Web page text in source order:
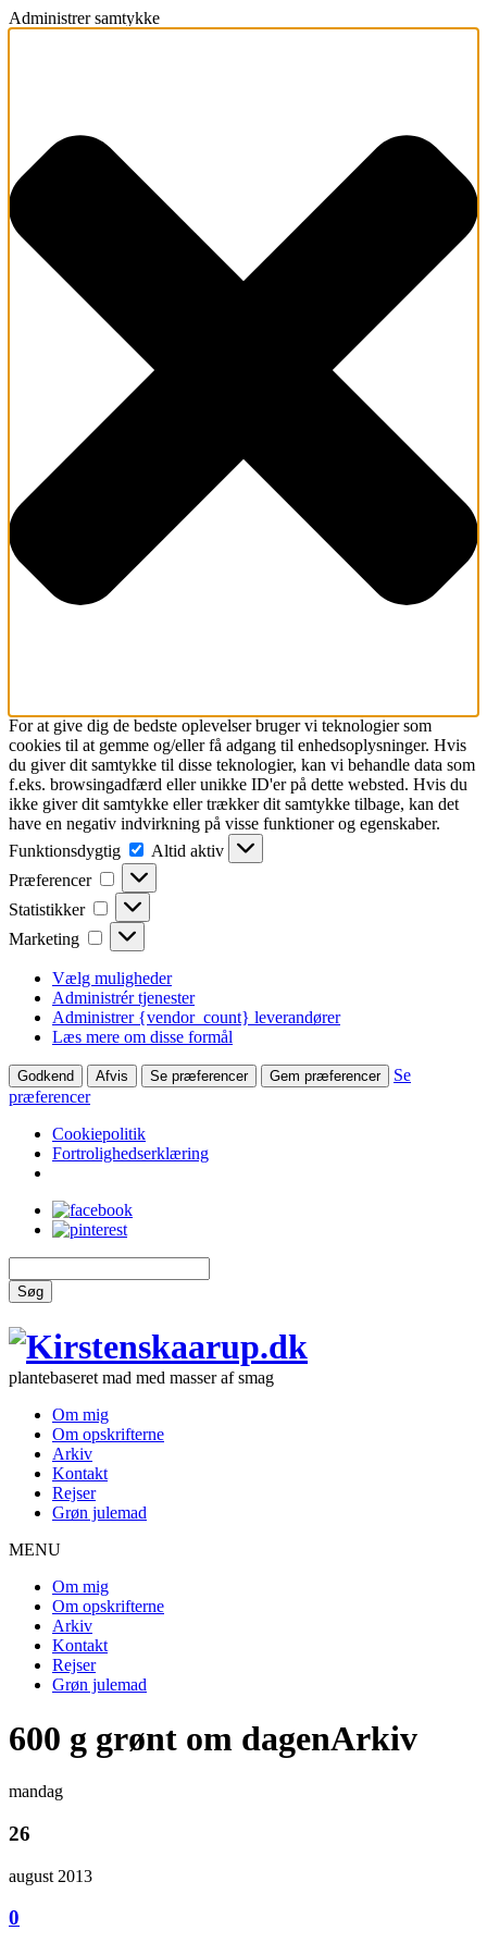
Administrer samtykke
For at give dig de bedste oplevelser bruger vi teknologier som
cookies til at gemme og/eller få adgang til enhedsoplysninger. Hvis
du giver dit samtykke til disse teknologier, kan vi behandle data som
f.eks. browsingadfærd eller unikke ID'er på dette websted. Hvis du
ikke giver dit samtykke eller trækker dit samtykke tilbage, kan det
have en negativ indvirkning på visse funktioner og egenskaber.
Funktionsdygtig
Funktionsdygtig
Altid aktiv
Præferencer
Præferencer
Statistikker Statistikker
Marketing Marketing
Vælg muligheder
Administrér tjenester
Administrer {vendor_count} leverandører
Læs mere om disse formål
Godkend Afvis Se præferencer Gem præferencer
Se
præferencer
Cookiepolitik
Fortrolighedserklæring
Søg
plantebaseret mad med masser af smag
Om mig
Om opskrifterne
Arkiv
Kontakt
Rejser
Grøn julemad
MENU
Om mig
Om opskrifterne
Arkiv
Kontakt
Rejser
Grøn julemad
600 g grønt om dagenArkiv
mandag
26
august 2013
0